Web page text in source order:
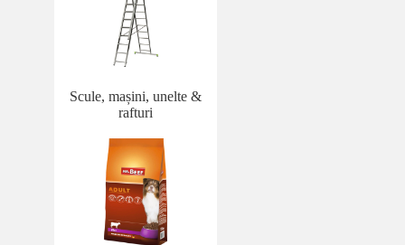
Scule, mașini, unelte &
rafturi